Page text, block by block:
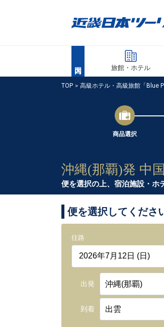
旅館・ホテル
TOP 高級ホテル・高級旅館「Blue
商品選択
沖縄(那覇)発 中
便を選択の上、宿泊施設・ホ
便を選択してくださ
往路
出発
到着